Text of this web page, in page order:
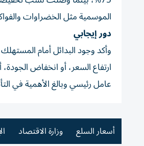
الموسمية مثل الخضراوات
دور إيجابي
وأكد وجود البدائل أمام
ارتفاع السعر، أو انخفاض
عامل رئيسي وبالغ الأهمية في
أسعار السلع وزارة الاقتصاد